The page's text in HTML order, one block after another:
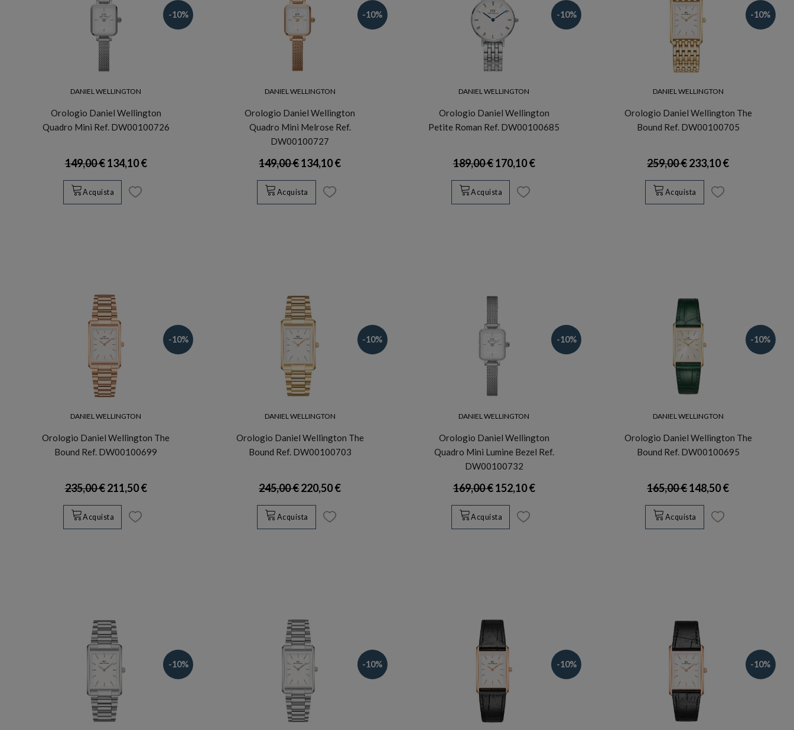
-10%
DANIEL WELLINGTON
Orologio Daniel Wellington
Quadro Mini Ref. DW00100726
149,00 €134,10 €
Acquista
-10%
DANIEL WELLINGTON
Orologio Daniel Wellington
Quadro Mini Melrose Ref.
DW00100727
149,00 €134,10 €
Acquista
-10%
DANIEL WELLINGTON
Orologio Daniel Wellington
Petite Roman Ref. DW00100685
189,00 €170,10 €
Acquista
-10%
DANIEL WELLINGTON
Orologio Daniel Wellington The
Bound Ref. DW00100705
259,00 €233,10 €
Acquista
-10%
DANIEL WELLINGTON
Orologio Daniel Wellington The
Bound Ref. DW00100699
235,00 €211,50 €
Acquista
-10%
DANIEL WELLINGTON
Orologio Daniel Wellington The
Bound Ref. DW00100703
245,00 €220,50 €
Acquista
-10%
DANIEL WELLINGTON
Orologio Daniel Wellington
Quadro Mini Lumine Bezel Ref.
DW00100732
169,00 €152,10 €
Acquista
-10%
DANIEL WELLINGTON
Orologio Daniel Wellington The
Bound Ref. DW00100695
165,00 €148,50 €
Acquista
-10% -10% -10% -10%